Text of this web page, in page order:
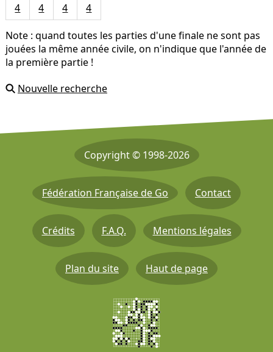
4
4 4 4
Note : quand toutes les parties d'une finale ne sont pas
jouées la même année civile, on n'indique que l'année de
la première partie !
Nouvelle recherche
Copyright © 1998-2026
Fédération Française de Go Contact
Crédits F.A.Q. Mentions légales
Plan du site Haut de page